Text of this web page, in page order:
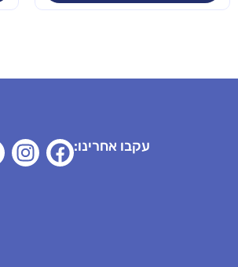
עקבו אחרינו: